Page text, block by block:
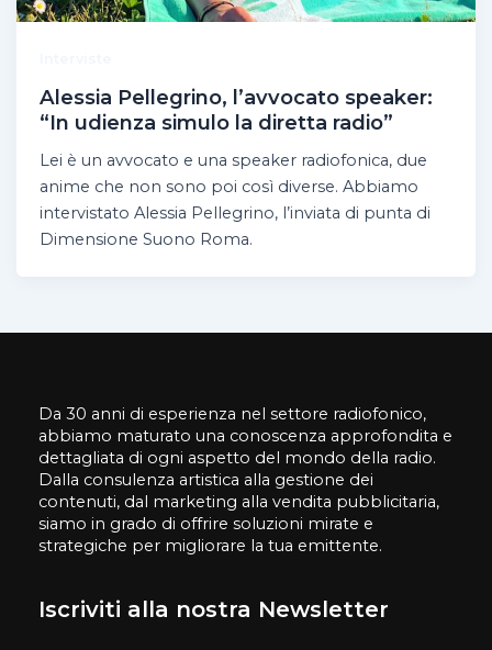
Alessia Pellegrino, l’avvocato speaker:
“In udienza simulo la diretta radio”
Lei è un avvocato e una speaker radiofonica, due
anime che non sono poi così diverse. Abbiamo
intervistato Alessia Pellegrino, l’inviata di punta di
Dimensione Suono Roma.
Da 30 anni di esperienza nel settore radiofonico,
abbiamo maturato una conoscenza approfondita e
dettagliata di ogni aspetto del mondo della radio.
Dalla consulenza artistica alla gestione dei
contenuti, dal marketing alla vendita pubblicitaria,
siamo in grado di offrire soluzioni mirate e
strategiche per migliorare la tua emittente.
Iscriviti alla nostra Newsletter